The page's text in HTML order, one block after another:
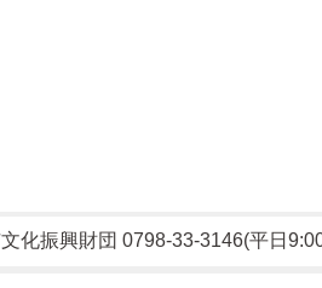
化振興財団 0798-33-3146(平日